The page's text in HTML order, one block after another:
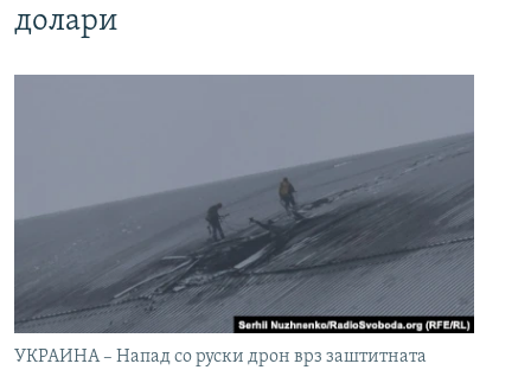
долари
УКРАИНА – Напад со руски дрон врз заштитната